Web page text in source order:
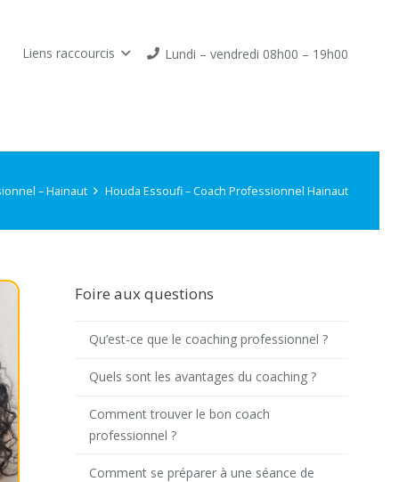
Liens raccourcis Lundi – vendredi 08h00 – 19h00
– Hainaut Houda Essoufi – Coach Professionnel Hainaut
Foire aux questions
Qu’est-ce que le coaching professionnel ?
Quels sont les avantages du coaching ?
Comment trouver le bon coach
professionnel ?
Comment se préparer à une séance de